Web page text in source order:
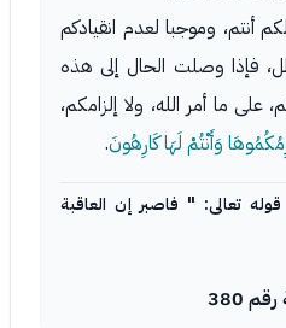
أنتم، وموجبا لعدم انقيادكم
فإذا وصلت الحال إلى هذه
على ما أمر الله، ولا إلزامكم،
وَأَنْتُمْ لَهَا كَارِهُونَ.
تعالى: " فاصبر إن العاقبة
380